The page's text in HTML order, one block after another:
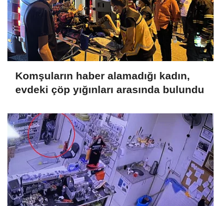
Komşuların haber alamadığı kadın,
evdeki çöp yığınları arasında bulundu